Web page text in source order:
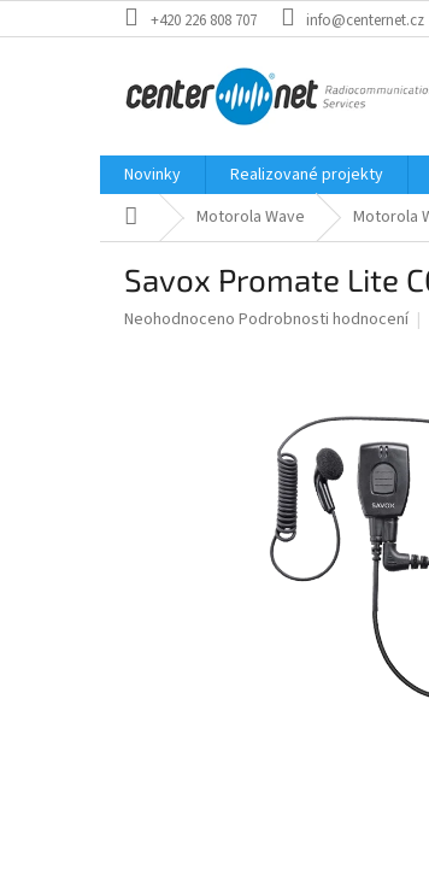
na
+420 226 808 707 info@centernet.cz
Novinky Realizované projekty
Domů Motorola Wave Motorola
Savox Promate Lite
Průměrné
Neohodnoceno Podrobnosti hodnocení